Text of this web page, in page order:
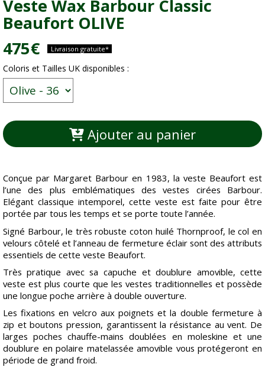
Veste Wax Barbour Classic
Beaufort OLIVE
475€ Livraison gratuite*
Coloris et Tailles UK disponibles :
Ajouter au panier
Conçue par Margaret Barbour en 1983, la veste Beaufort est
l’une des plus emblématiques des vestes cirées Barbour.
Elégant classique intemporel, cette veste est faite pour être
portée par tous les temps et se porte toute l’année.
Signé Barbour, le très robuste coton huilé Thornproof, le col en
velours côtelé et l’anneau de fermeture éclair sont des attributs
essentiels de cette veste Beaufort.
Très pratique avec sa capuche et doublure amovible, cette
veste est plus courte que les vestes traditionnelles et possède
une longue poche arrière à double ouverture.
Les fixations en velcro aux poignets et la double fermeture à
zip et boutons pression, garantissent la résistance au vent. De
larges poches chauffe-mains doublées en moleskine et une
doublure en polaire matelassée amovible vous protégeront en
période de grand froid.